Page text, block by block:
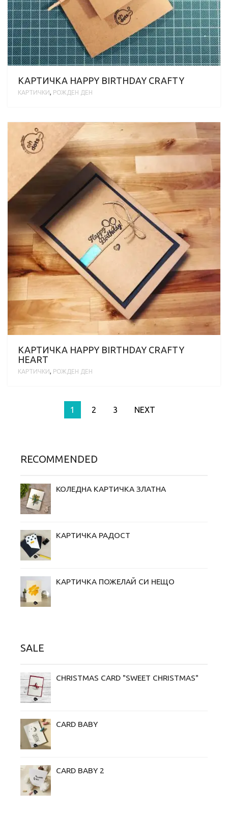
КАРТИЧКА HAPPY BIRTHDAY CRAFTY
КАРТИЧКИ, РОЖДЕН ДЕН
КАРТИЧКА HAPPY BIRTHDAY CRAFTY
HEART
КАРТИЧКИ, РОЖДЕН ДЕН
1 2 3 NEXT
RECOMMENDED
КОЛЕДНА КАРТИЧКА ЗЛАТНА
КАРТИЧКА РАДОСТ
КАРТИЧКА ПОЖЕЛАЙ СИ НЕЩО
SALE
CHRISTMAS CARD "SWEET CHRISTMAS"
CARD BABY
CARD BABY 2